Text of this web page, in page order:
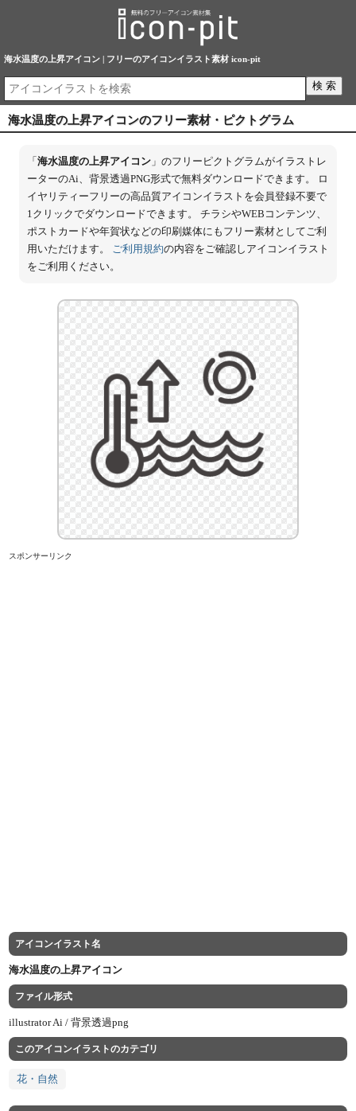
海水温度の上昇アイコン | フリーのアイコンイラスト素材 icon-pit
海水温度の上昇アイコンのフリー素材・ピクトグラム
「 海水温度の上昇アイコン」のフリーピクトグラムがイラストレ
ーターのAi、背景透過PNG形式で無料ダウンロードできます。 ロ
イヤリティーフリーの高品質アイコンイラストを会員登録不要で
1クリックでダウンロードできます。 チラシやWEBコンテンツ、
ポストカードや年賀状などの印刷媒体にもフリー素材としてご利
用いただけます。 ご利用規約の内容をご確認しアイコンイラスト
をご利用ください。
スポンサーリンク
アイコンイラスト名
海水温度の上昇アイコン
ファイル形式
illustrator Ai /背景透過png
このアイコンイラストのカテゴリ
花・自然